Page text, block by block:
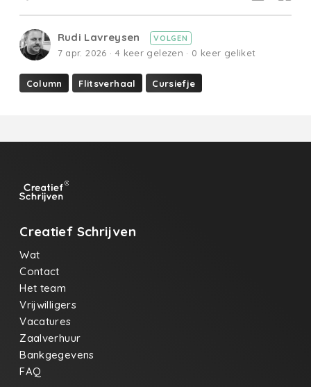
Rudi Lavreysen VOLGEN
7 apr. 2026 · 4 keer gelezen · 0 keer geliket
Column Flitsverhaal Cursiefje
Creatief Schrijven
Wat
Contact
Het team
Vrijwilligers
Vacatures
Zaalverhuur
Bankgegevens
FAQ